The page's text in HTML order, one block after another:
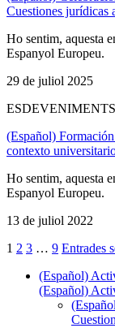
Cuestiones jurídicas
Ho sentim, aquesta
Espanyol Europeu.
29 de juliol 2025
ESDEVENIMENTS
(Español)
contexto
Ho sentim, aquesta
Espanyol Europeu.
13 de juliol 2022
1 2 3 … 9 Entrades
(Español)
(Español)